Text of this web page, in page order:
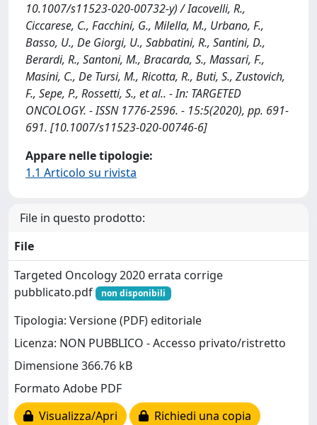
10.1007/s11523-020-00732-y) / Iacovelli, R.,
Ciccarese, C., Facchini, G., Milella, M., Urbano, F.,
Basso, U., De Giorgi, U., Sabbatini, R., Santini, D.,
Berardi, R., Santoni, M., Bracarda, S., Massari, F.,
Masini, C., De Tursi, M., Ricotta, R., Buti, S., Zustovich,
F., Sepe, P., Rossetti, S., et al.. - In: TARGETED
ONCOLOGY. - ISSN 1776-2596. - 15:5(2020), pp. 691-
691. [10.1007/s11523-020-00746-6]
Appare nelle tipologie:
1.1 Articolo su rivista
File in questo prodotto:
File
Targeted Oncology 2020 errata corrige
pubblicato.pdf
non disponibili
Tipologia: Versione (PDF) editoriale
Licenza: NON PUBBLICO - Accesso privato/ristretto
Dimensione 366.76 kB
Formato Adobe PDF
Visualizza/Apri
Richiedi una copia